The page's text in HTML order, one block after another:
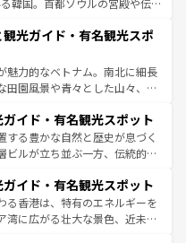
など、バラエティ豊かな料理
韓国。首都ソウルの宮殿や伝統
折々の自然美を楽しむことが
肉、絶品のストリートフード
が待っている。夜には、韓国な
能できる。あたたかいホスピタ
ほしい。 なお、新着の韓国情報はコンテンツ一
光ガイド・有名観光スポ
魅力的なベトナム。南北に細長
田園風景や青々とした山々、世
づく。ハノイの古い町並みやホ
時代の建物も、独特の雰囲気を
ラエティの豊かさとおいしさで
ベトナムコーヒーなどは、ぜ
地域を訪れてもあたたかい人々
で、きっと忘れられない旅にな
イド・有名観光スポット
する豊かな自然と歴史が息づく
ビルが立ち並ぶ一方、伝統的な
ではチェンマイなどの山岳地
ではプーケットやクラビの美し
楽しむことができる。タイ料理
イド・有名観光スポット
る香港は、特有のエネルギーを
湾に広がる壮大な景色、近未来